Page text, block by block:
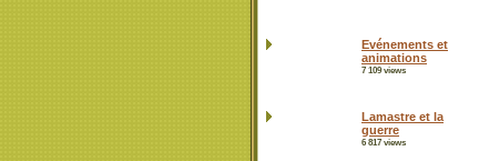
Evénements et
animations
7 109 views
Lamastre et la
guerre
6 817 views